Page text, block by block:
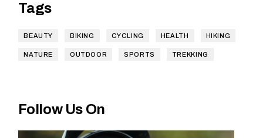
Tags
BEAUTY BIKING CYCLING HEALTH HIKING
NATURE OUTDOOR SPORTS TREKKING
Follow Us On